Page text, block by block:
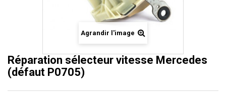
Agrandir l'image
Réparation sélecteur vitesse Mercedes
(défaut P0705)